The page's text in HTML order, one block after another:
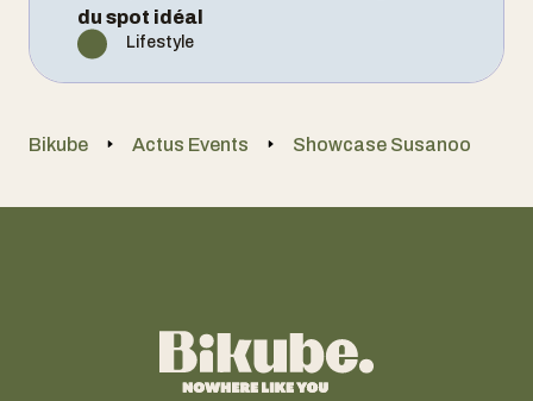
du spot idéal
Lifestyle
Bikube Actus Events Showcase Susanoo